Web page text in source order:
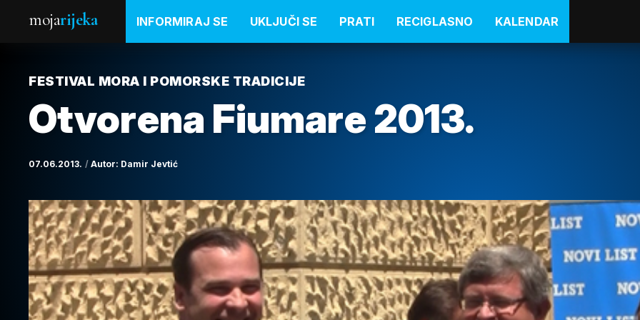
mojarijeka INFORMIRAJ SE UKLJUČI SE PRATI RECIGLASNO KALENDAR
FESTIVAL MORA I POMORSKE TRADICIJE
Otvorena Fiumare 2013.
07.06.2013. Autor: Damir Jevtić